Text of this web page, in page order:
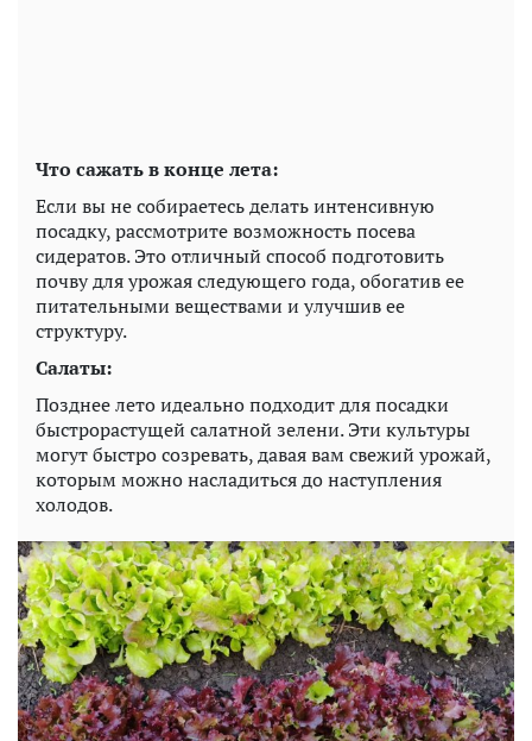
Что сажать в конце лета:
Если вы не собираетесь делать интенсивную
посадку, рассмотрите возможность посева
сидератов. Это отличный способ подготовить
почву для урожая следующего года, обогатив ее
питательными веществами и улучшив ее
структуру.
Салаты:
Позднее лето идеально подходит для посадки
быстрорастущей салатной зелени. Эти культуры
могут быстро созревать, давая вам свежий урожай,
которым можно насладиться до наступления
холодов.